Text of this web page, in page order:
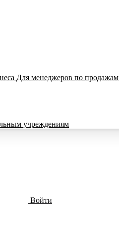
Для менеджеров по продажам
учреждениям
Войти